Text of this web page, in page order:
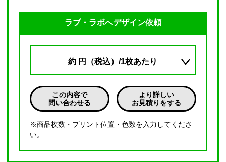
ラブ・ラボへデザイン依頼
約 円（税込）/1枚あたり
この内容で
問い合わせる
より詳しい
お見積りをする
※商品枚数・プリント位置・色数を入力してくださ
い。